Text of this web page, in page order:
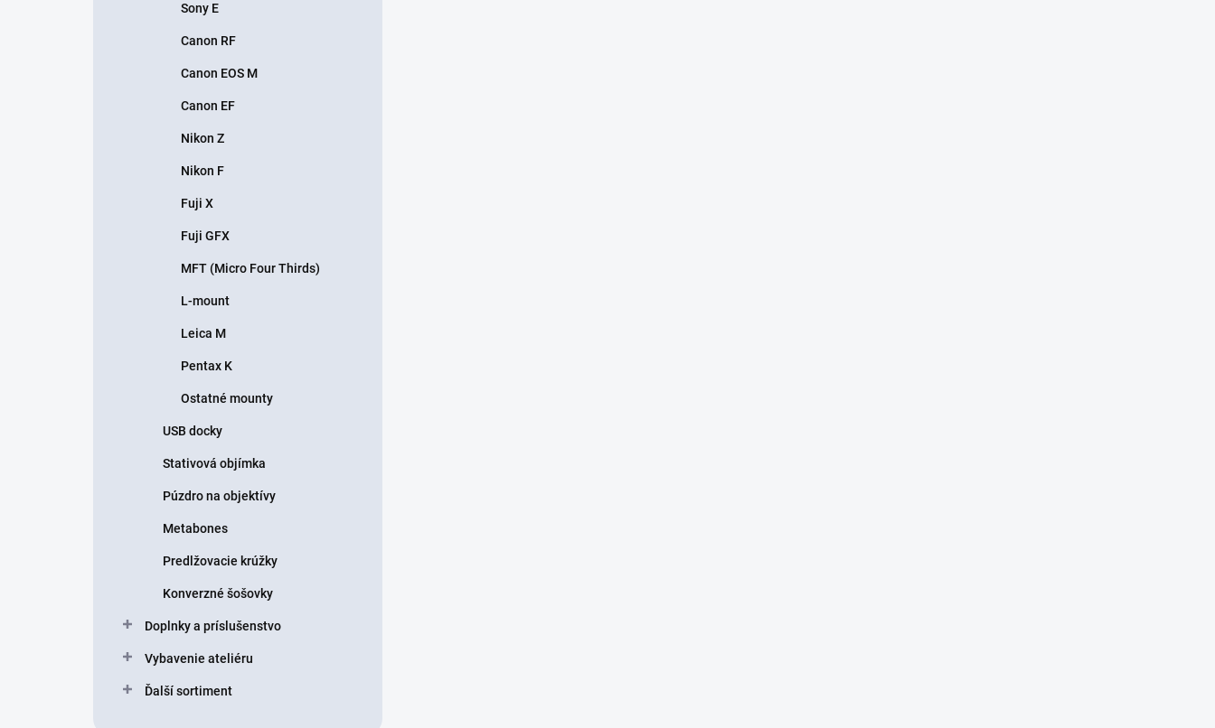
Sony E
Canon RF
Canon EOS M
Canon EF
Nikon Z
Nikon F
Fuji X
Fuji GFX
MFT (Micro Four Thirds)
L-mount
Leica M
Pentax K
Ostatné mounty
USB docky
Stativová objímka
Púzdro na objektívy
Metabones
Predlžovacie krúžky
Konverzné šošovky
Doplnky a príslušenstvo
Vybavenie ateliéru
Ďalší sortiment